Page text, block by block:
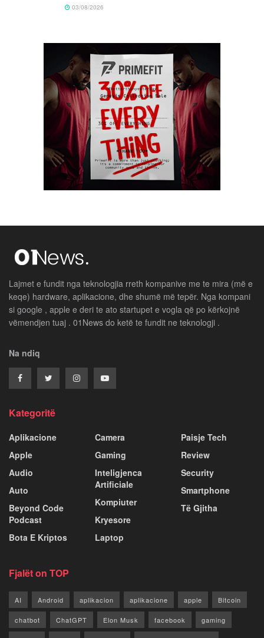
03/08/2026
Lajmet e fundit nga teknologjia rreth kompanive me te mira (më e
keqe) hardware, aplikacione, dhe shumë më tepër. Nga kompani
si google , apple e deri te ato startupet e vogla që po kërkojnë
vëmendjen tuaj . 01News do ketë te fundit ne teknologji .
Na ndiq
Kategoritë
Aplikacione
Apple
Audio
Auto
Beyond Code
Podcast
Bota E Kriptos
Camera
Gaming
Inteligjenca
Artificiale
Kompiuter
Kryesore
Laptop
Paisje Tech
Review
Security
Smartphone
Të Gjitha
Fjalët on TOP
AI Android aplikacion aplikacione apple Bitcoin
chatbot ChatGPT Elon Musk facebook gaming